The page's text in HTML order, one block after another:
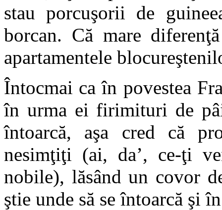
stau porcuşorii de
borcan. Că mare
apartamentele
Întocmai ca în povestea
în urma ei firimituri de
întoarcă, aşa cred că
nesimţiţi (ai, da’, ce-ţi
nobile), lăsând un covor
ştie unde să se întoarcă şi